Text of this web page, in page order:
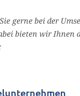
gerne bei der
bieten wir Ihnen